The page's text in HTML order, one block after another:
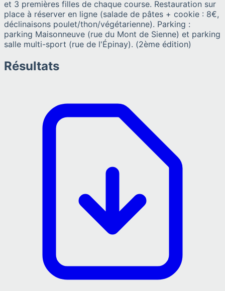
et 3 premières filles de chaque course. Restauration sur
place à réserver en ligne (salade de pâtes + cookie : 8€,
déclinaisons poulet/thon/végétarienne). Parking :
parking Maisonneuve (rue du Mont de Sienne) et parking
salle multi-sport (rue de l'Épinay). (2ème édition)
Résultats